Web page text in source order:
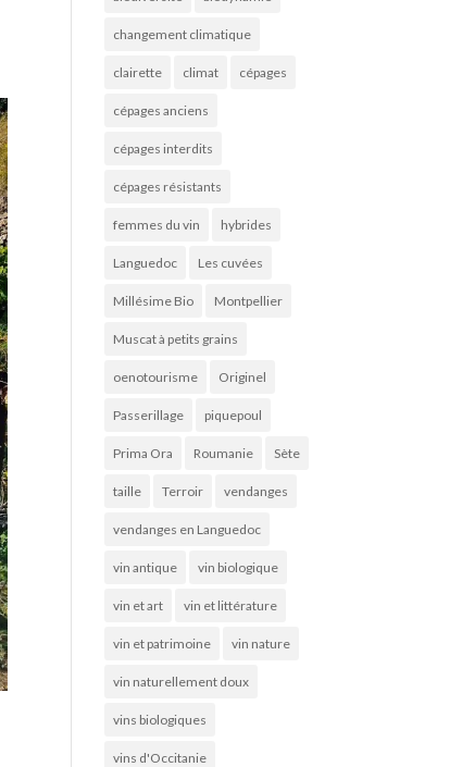
changement climatique
clairette climat cépages
cépages anciens
cépages interdits
cépages résistants
femmes du vin hybrides
Languedoc Les cuvées
Millésime Bio Montpellier
Muscat à petits grains
oenotourisme Originel
Passerillage piquepoul
Prima Ora Roumanie Sète
taille Terroir vendanges
vendanges en Languedoc
vin antique vin biologique
vin et art vin et littérature
vin et patrimoine vin nature
vin naturellement doux
vins biologiques
vins d'Occitanie